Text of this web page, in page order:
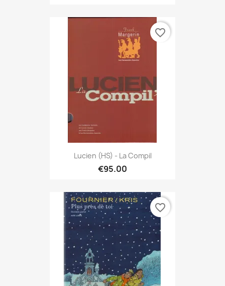
Lucien (HS) - La Compil
€95.00
favorite_border
favorite_border